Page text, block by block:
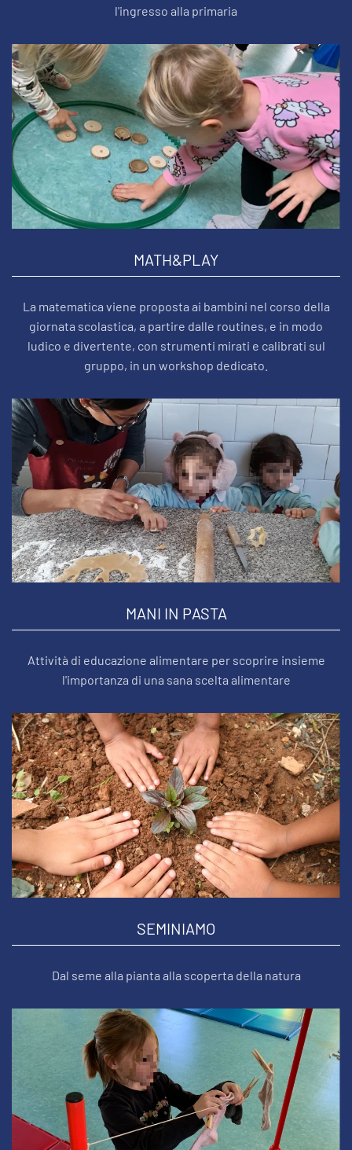
l'ingresso alla primaria
MATH&PLAY
La matematica viene proposta ai bambini nel corso della
giornata scolastica, a partire dalle routines, e in modo
ludico e divertente, con strumenti mirati e calibrati sul
gruppo, in un workshop dedicato.
MANI IN PASTA
Attività di educazione alimentare per scoprire insieme
l'importanza di una sana scelta alimentare
SEMINIAMO
Dal seme alla pianta alla scoperta della natura